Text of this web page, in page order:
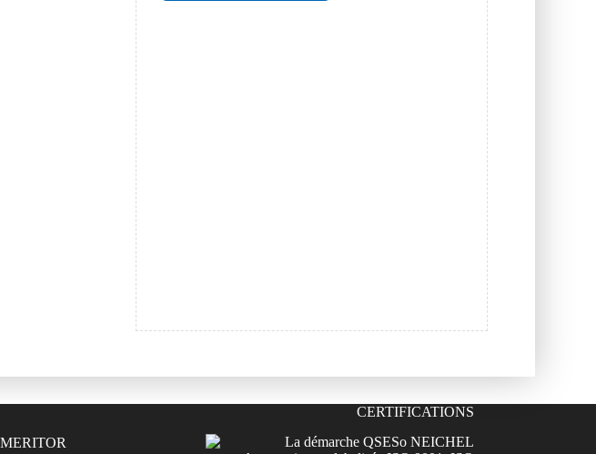
CERTIFICATIONS